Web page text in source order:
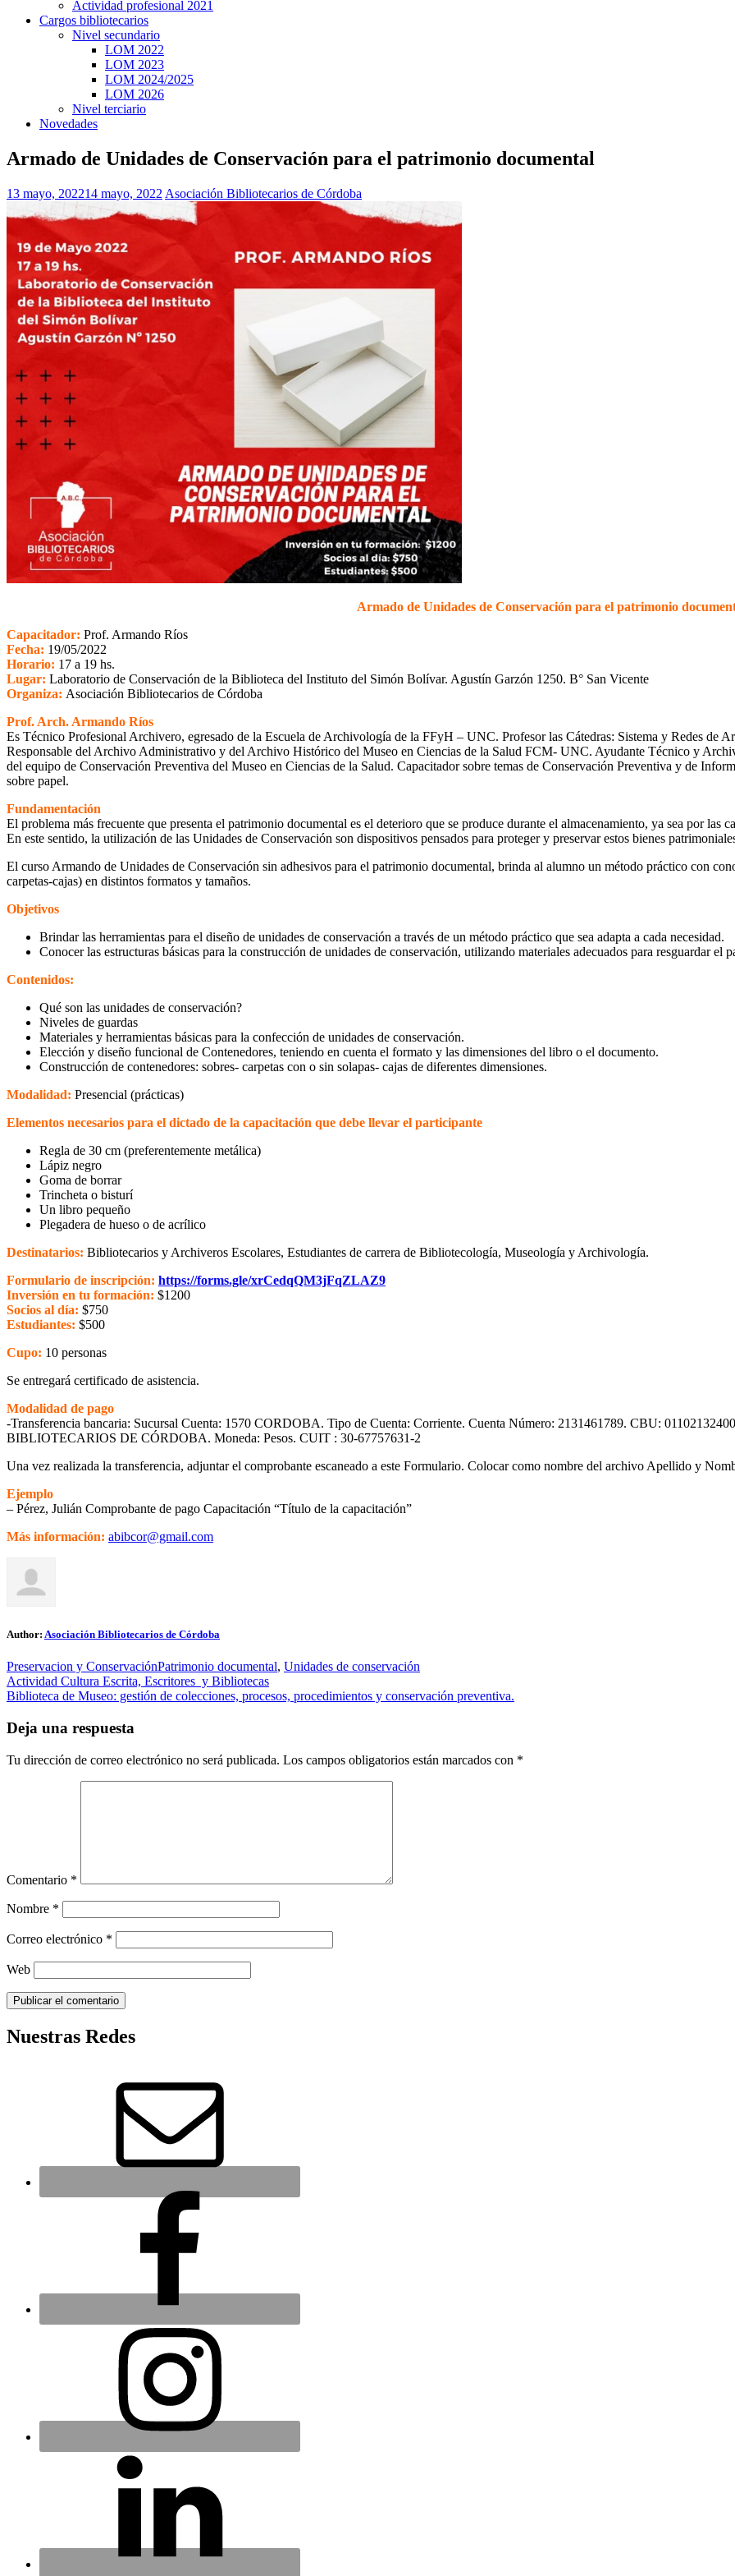
Actividad profesional 2021
Cargos bibliotecarios
Nivel secundario
LOM 2022
LOM 2023
LOM 2024/2025
LOM 2026
Nivel terciario
Novedades
Armado de Unidades de Conservación para el patrimonio documental
13 mayo, 202214 mayo, 2022 Asociación Bibliotecarios de Córdoba
Armado de Unidades de Conservación para el patrimonio
Capacitador: Prof. Armando Ríos
Fecha: 19/05/2022
Horario: 17 a 19 hs.
Lugar: Laboratorio de Conservación de la Biblioteca del Instituto del Simón Bolívar. Agustín Garzón 1250. B° San Vicente
Organiza: Asociación Bibliotecarios de Córdoba
Prof. Arch. Armando Ríos
Es Técnico Profesional Archivero, egresado de la Escuela de Archivología de la FFyH – UNC. Profesor las Cátedras: Sistema y Redes de
Responsable del Archivo Administrativo y del Archivo Histórico del Museo en Ciencias de la Salud FCM- UNC. Ayudante Técnico y
del equipo de Conservación Preventiva del Museo en Ciencias de la Salud. Capacitador sobre temas de Conservación Preventiva y de
sobre papel.
Fundamentación
El problema más frecuente que presenta el patrimonio documental es el deterioro que se produce durante el almacenamiento, ya sea por las
En este sentido, la utilización de las Unidades de Conservación son dispositivos pensados para proteger y preservar estos bienes
El curso Armando de Unidades de Conservación sin adhesivos para el patrimonio documental, brinda al alumno un método práctico con
carpetas-cajas) en distintos formatos y tamaños.
Objetivos
Brindar las herramientas para el diseño de unidades de conservación a través de un método práctico que sea adapta a cada necesidad.
Conocer las estructuras básicas para la construcción de unidades de conservación, utilizando materiales adecuados para resguardar el
Contenidos:
Qué son las unidades de conservación?
Niveles de guardas
Materiales y herramientas básicas para la confección de unidades de conservación.
Elección y diseño funcional de Contenedores, teniendo en cuenta el formato y las dimensiones del libro o el documento.
Construcción de contenedores: sobres- carpetas con o sin solapas- cajas de diferentes dimensiones.
Modalidad: Presencial (prácticas)
Elementos necesarios para el dictado de la capacitación que debe llevar el participante
Regla de 30 cm (preferentemente metálica)
Lápiz negro
Goma de borrar
Trincheta o bisturí
Un libro pequeño
Plegadera de hueso o de acrílico
Destinatarios: Bibliotecarios y Archiveros Escolares, Estudiantes de carrera de Bibliotecología, Museología y Archivología.
Formulario de inscripción: https://forms.gle/xrCedqQM3jFqZLAZ9
Inversión en tu formación: $1200
Socios al día: $750
Estudiantes: $500
Cupo: 10 personas
Se entregará certificado de asistencia.
Modalidad de pago
-Transferencia bancaria: Sucursal Cuenta: 1570 CORDOBA. Tipo de Cuenta: Corriente. Cuenta Número: 2131461789. CBU:
BIBLIOTECARIOS DE CÓRDOBA. Moneda: Pesos. CUIT : 30-67757631-2
Una vez realizada la transferencia, adjuntar el comprobante escaneado a este Formulario. Colocar como nombre del archivo Apellido y
Ejemplo
– Pérez, Julián Comprobante de pago Capacitación “Título de la capacitación”
Más información: abibcor@gmail.com
Author: Asociación Bibliotecarios de Córdoba
Preservacion y ConservaciónPatrimonio documental, Unidades de conservación
Navegación
de
entradas
Actividad Cultura Escrita, Escritores y Bibliotecas
Biblioteca de Museo: gestión de colecciones, procesos, procedimientos y conservación preventiva.
Deja una respuesta
Tu dirección de correo electrónico no será publicada. Los campos obligatorios están marcados con *
Comentario *
Nombre *
Correo electrónico *
Web
Nuestras Redes